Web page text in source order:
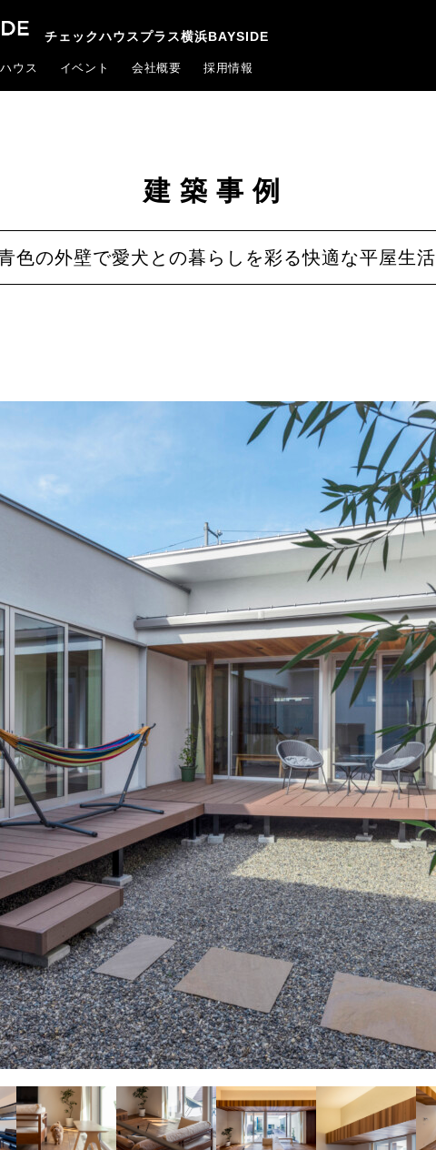
チェックハウスプラス横浜BAYSIDE
ウス イベント 会社概要 採用情報
建築事例
色の外壁で愛犬との暮らしを彩る快適な平屋生活